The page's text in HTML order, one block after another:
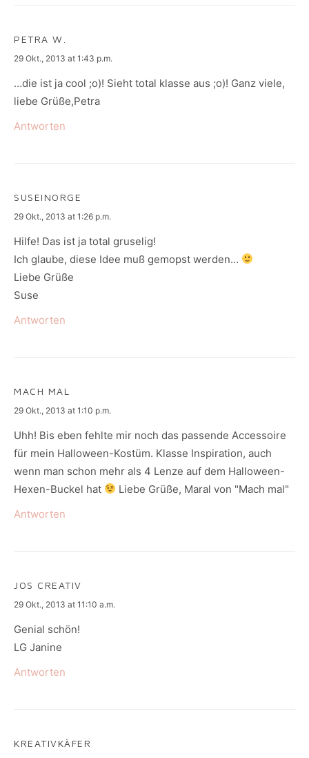
PETRA W.
says:
29 Okt., 2013 at 1:43 p.m.
…die ist ja cool ;o)! Sieht total klasse aus ;o)! Ganz viele,
liebe Grüße,Petra
Antworten
SUSEINORGE
says:
29 Okt., 2013 at 1:26 p.m.
Hilfe! Das ist ja total gruselig!
Ich glaube, diese Idee muß gemopst werden…
Liebe Grüße
Suse
Antworten
MACH MAL
says:
29 Okt., 2013 at 1:10 p.m.
Uhh! Bis eben fehlte mir noch das passende Accessoire
für mein Halloween-Kostüm. Klasse Inspiration, auch
wenn man schon mehr als 4 Lenze auf dem Halloween-
Hexen-Buckel hat
Liebe Grüße, Maral von "Mach mal"
Antworten
JOS CREATIV
says:
29 Okt., 2013 at 11:10 a.m.
Genial schön!
LG Janine
Antworten
KREATIVKÄFER